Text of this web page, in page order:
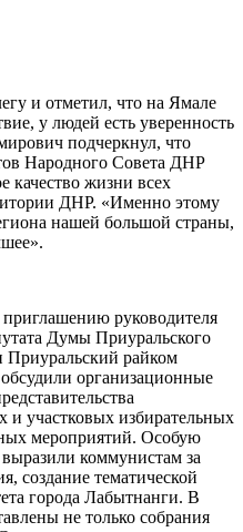
и отметил, что на Ямале
у людей есть уверенность
подчеркнул, что
Народного Совета ДНР
качество жизни всех
ДНР. «Именно этому
нашей большой страны,
руководителя
Думы Приуральского
Приуральский райком
организационные
и участковых избирательных
мероприятий. Особую
коммунистам за
создание тематической
города Лабытнанги. В
не только собрания